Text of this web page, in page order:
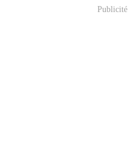
Publicité